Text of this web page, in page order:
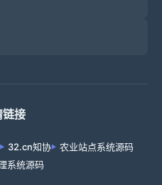
链接
32.cn知协
农业站点系统源码
系统源码